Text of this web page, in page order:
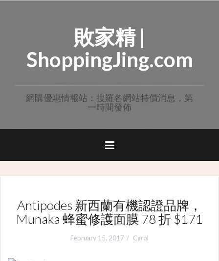
敗家精 |
ShoppingJing.com
網購優惠情報站：搜羅各網站特價消息，第
一時間發佈
Antipodes 新西蘭有機認證品牌，
Munaka 蜂蜜修護面膜 78 折 $171
February 15, 2017 Carol